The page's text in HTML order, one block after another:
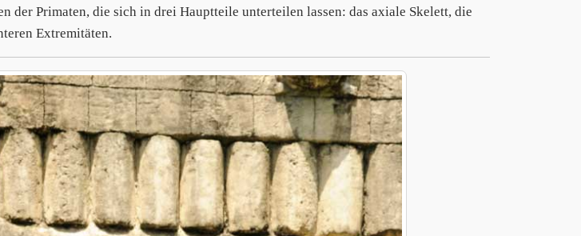
der Primaten, die sich in drei Hauptteile unterteilen lassen: das axiale Skelett, die
Extremitäten.